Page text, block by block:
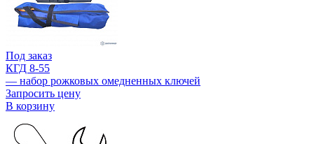
Под заказ
КГД 8-55
— набор рожковых омедненных ключей
Запросить цену
В корзину